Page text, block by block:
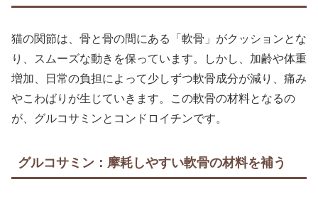
猫の関節は、骨と骨の間にある「軟骨」がクッションとな
り、スムーズな動きを保っています。しかし、加齢や体重
増加、日常の負担によって少しずつ軟骨成分が減り、痛み
やこわばりが生じていきます。この軟骨の材料となるの
が、グルコサミンとコンドロイチンです。
グルコサミン：摩耗しやすい軟骨の材料を補う